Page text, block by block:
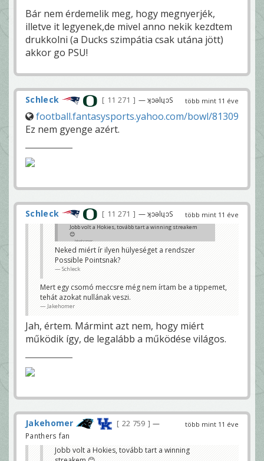
Bár nem érdemelik meg, hogy megnyerjék,
illetve it legyenek,de mivel anno nekik kezdtem
drukkolni (a Ducks szimpátia csak utána jött)
akkor go PSU!
több mint 11 éve
Schleck 11 271 — ʞɔǝlɥɔS
football.fantasysports.yahoo.com/bowl/81309
Ez nem gyenge azért.
több mint 11 éve
Schleck 11 271 — ʞɔǝlɥɔS
Jobb volt a Hokies, tovább tart a winning streakem
😊
Jakehomer
Neked miért ír ilyen hülyeséget a rendszer
Possible Pointsnak?
Schleck
Mert egy csomó meccsre még nem írtam be a tippemet,
tehát azokat nullának veszi.
Jakehomer
Jah, értem. Mármint azt nem, hogy miért
működik így, de legalább a működése világos.
több mint 11 éve
Jakehomer 22 759
—
Panthers fan
Jobb volt a Hokies, tovább tart a winning